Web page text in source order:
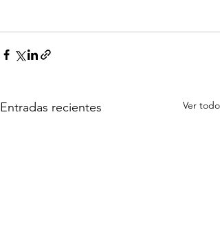
Entradas recientes Ver todo